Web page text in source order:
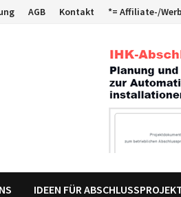
AGB Kontakt *= Affiliate-/
IDEEN FÜR